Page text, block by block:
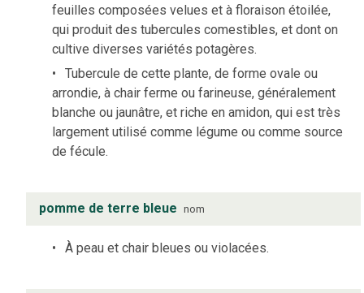
feuilles composées velues et à floraison étoilée,
qui produit des tubercules comestibles, et dont on
cultive diverses variétés potagères.
Tubercule de cette plante, de forme ovale ou
arrondie, à chair ferme ou farineuse, généralement
blanche ou jaunâtre, et riche en amidon, qui est très
largement utilisé comme légume ou comme source
de fécule.
pomme de terre bleue nom
À peau et chair bleues ou violacées.